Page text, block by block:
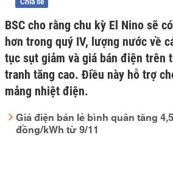
Chia sẻ
BSC cho rằng chu kỳ El Nino sẽ
hơn trong quý IV, lượng nước về
tục sụt giảm và giá bán điện trên
tranh tăng cao. Điều này hỗ trợ
mảng nhiệt điện.
Giá điện bán lẻ bình quân tăng
đồng/kWh từ 9/11